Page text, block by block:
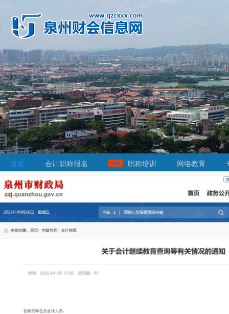
首页 会计职称报名 职称培训 网络教育